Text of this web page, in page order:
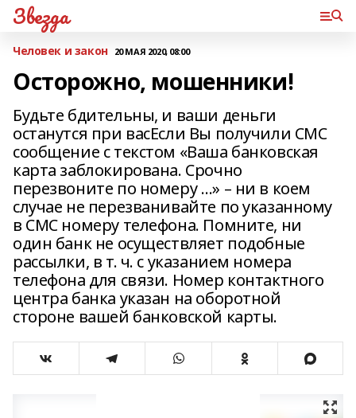
Звезда
Человек и закон 20 МАЯ 2020, 08:00
Осторожно, мошенники!
Будьте бдительны, и ваши деньги
останутся при васЕсли Вы получили СМС
сообщение с текстом «Ваша банковская
карта заблокирована. Срочно
перезвоните по номеру …» – ни в коем
случае не перезванивайте по указанному
в СМС номеру телефона. Помните, ни
один банк не осуществляет подобные
рассылки, в т. ч. с указанием номера
телефона для связи. Номер контактного
центра банка указан на оборотной
стороне вашей банковской карты.